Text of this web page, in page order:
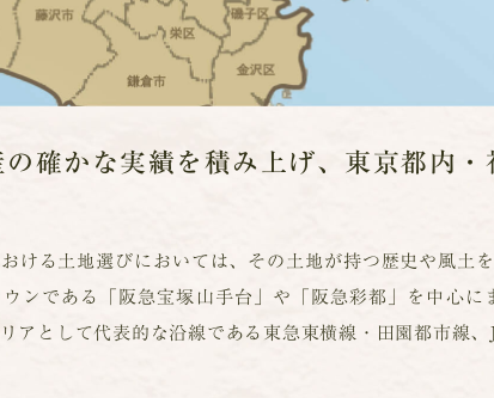
確かな実績を積み上げ、 東京都内・
ける土地選びにおいては、その土地が持つ歴史や風土
ンである「阪急宝塚山手台」や「阪急彩都」を中心
アとして代表的な沿線である東急東横線・田園都市線